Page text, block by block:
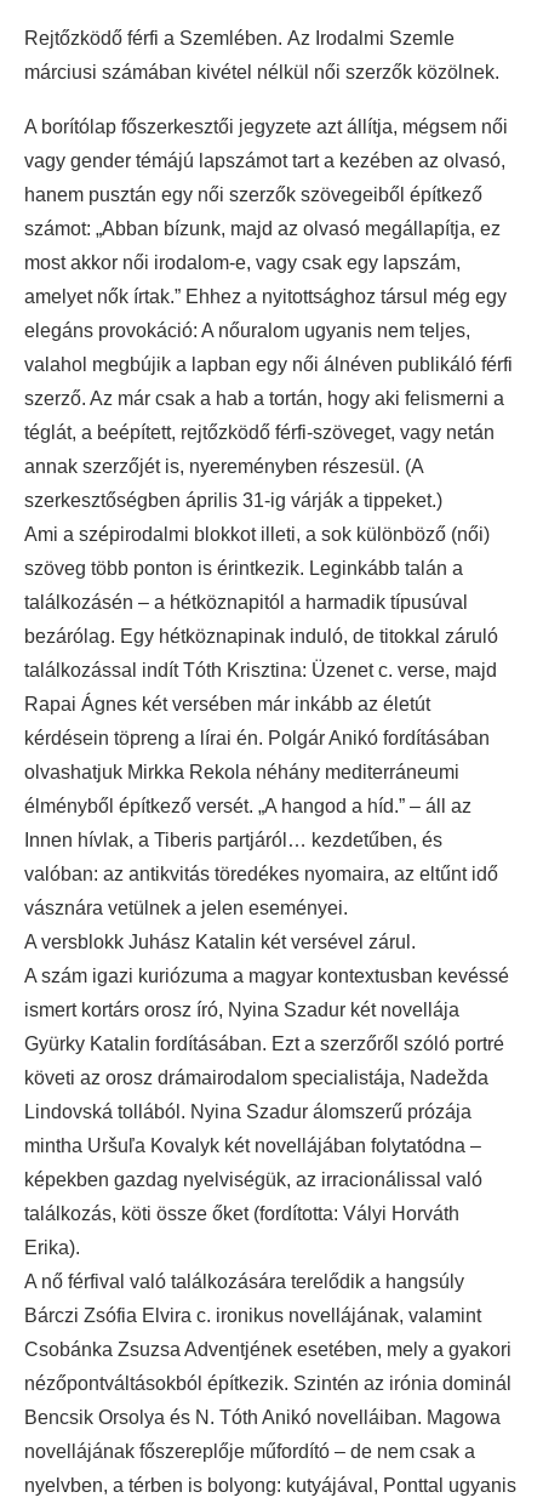
Rejtőzködő férfi a Szemlében. Az Irodalmi Szemle
márciusi számában kivétel nélkül női szerzők közölnek.
A borítólap főszerkesztői jegyzete azt állítja, mégsem női
vagy gender témájú lapszámot tart a kezében az olvasó,
hanem pusztán egy női szerzők szövegeiből építkező
számot: „Abban bízunk, majd az olvasó megállapítja, ez
most akkor női irodalom-e, vagy csak egy lapszám,
amelyet nők írtak.” Ehhez a nyitottsághoz társul még egy
elegáns provokáció: A nőuralom ugyanis nem teljes,
valahol megbújik a lapban egy női álnéven publikáló férfi
szerző. Az már csak a hab a tortán, hogy aki felismerni a
téglát, a beépített, rejtőzködő férfi-szöveget, vagy netán
annak szerzőjét is, nyereményben részesül. (A
szerkesztőségben április 31-ig várják a tippeket.)
Ami a szépirodalmi blokkot illeti, a sok különböző (női)
szöveg több ponton is érintkezik. Leginkább talán a
találkozásén – a hétköznapitól a harmadik típusúval
bezárólag. Egy hétköznapinak induló, de titokkal záruló
találkozással indít Tóth Krisztina: Üzenet c. verse, majd
Rapai Ágnes két versében már inkább az életút
kérdésein töpreng a lírai én. Polgár Anikó fordításában
olvashatjuk Mirkka Rekola néhány mediterráneumi
élményből építkező versét. „A hangod a híd.” – áll az
Innen hívlak, a Tiberis partjáról… kezdetűben, és
valóban: az antikvitás töredékes nyomaira, az eltűnt idő
vásznára vetülnek a jelen eseményei.
A versblokk Juhász Katalin két versével zárul.
A szám igazi kuriózuma a magyar kontextusban kevéssé
ismert kortárs orosz író, Nyina Szadur két novellája
Gyürky Katalin fordításában. Ezt a szerzőről szóló portré
követi az orosz drámairodalom specialistája, Nadežda
Lindovská tollából. Nyina Szadur álomszerű prózája
mintha Uršuľa Kovalyk két novellájában folytatódna –
képekben gazdag nyelviségük, az irracionálissal való
találkozás, köti össze őket (fordította: Vályi Horváth
Erika).
A nő férfival való találkozására terelődik a hangsúly
Bárczi Zsófia Elvira c. ironikus novellájának, valamint
Csobánka Zsuzsa Adventjének esetében, mely a gyakori
nézőpontváltásokból építkezik. Szintén az irónia dominál
Bencsik Orsolya és N. Tóth Anikó novelláiban. Magowa
novellájának főszereplője műfordító – de nem csak a
nyelvben, a térben is bolyong: kutyájával, Ponttal ugyanis